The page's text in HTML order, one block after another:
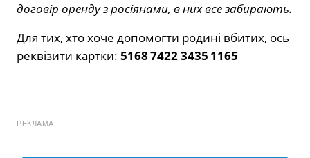
договір оренду з росіянами, в них все забирають.
Для тих, хто хоче допомогти родині вбитих, ось
реквізити картки: 5168 7422 3435 1165
РЕКЛАМА